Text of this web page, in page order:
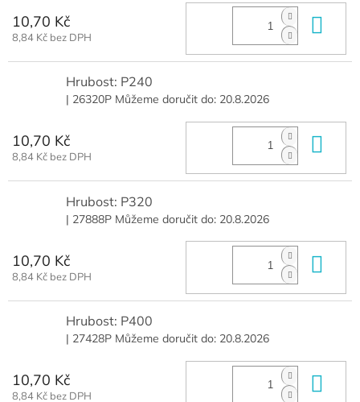
10,70 Kč
8,84 Kč bez DPH
Hrubost: P240
| 26320P Můžeme doručit do: 20.8.2026
10,70 Kč
8,84 Kč bez DPH
Hrubost: P320
| 27888P Můžeme doručit do: 20.8.2026
10,70 Kč
8,84 Kč bez DPH
Hrubost: P400
| 27428P Můžeme doručit do: 20.8.2026
10,70 Kč
8,84 Kč bez DPH